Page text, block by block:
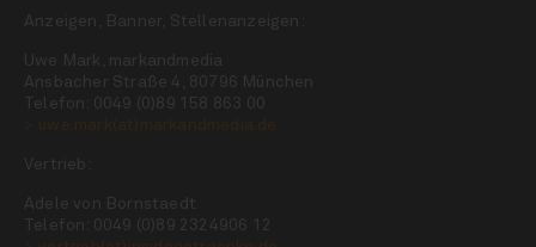
Anzeigen, Banner, Stellenanzeigen:
Uwe Mark, markandmedia
Ansbacher Straße 4, 80796 München
Telefon: 0049 (0)89 158 863 00
Vertrieb:
Adele von Bornstaedt
Telefon: 0049 (0)89 2324906 12